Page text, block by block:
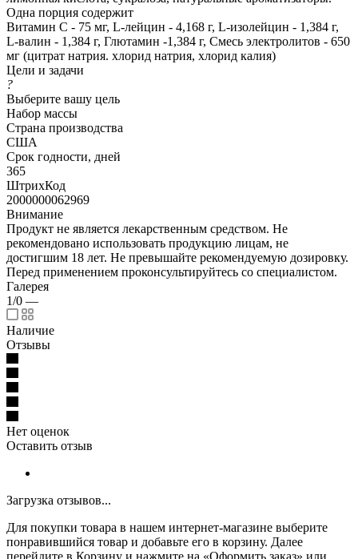
Одна порция содержит
Витамин С - 75 мг, L-лейцин - 4,168 г, L-изолейцин - 1,384 г,
L-валин - 1,384 г, Глютамин -1,384 г, Смесь электролитов - 650
мг (цитрат натрия. хлорид натрия, хлорид калия)
Цели и задачи
?
Выберите вашу цель
Набор массы
Страна производства
США
Срок годности, дней
365
ШтрихКод
2000000062969
Внимание
Продукт не является лекарственным средством. Не
рекомендовано использовать продукцию лицам, не
достигшим 18 лет. Не превышайте рекомендуемую дозировку.
Перед применением проконсультируйтесь со специалистом.
Галерея
1/0 —
Наличие
Отзывы
Нет оценок
Оставить отзыв
Загрузка отзывов...
Для покупки товара в нашем интернет-магазине выберите
понравившийся товар и добавьте его в корзину. Далее